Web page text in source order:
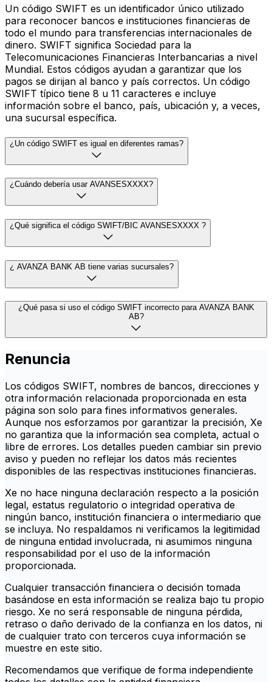
Un código SWIFT es un identificador único utilizado
para reconocer bancos e instituciones financieras de
todo el mundo para transferencias internacionales de
dinero. SWIFT significa Sociedad para la
Telecomunicaciones Financieras Interbancarias a nivel
Mundial. Estos códigos ayudan a garantizar que los
pagos se dirijan al banco y país correctos. Un código
SWIFT típico tiene 8 u 11 caracteres e incluye
información sobre el banco, país, ubicación y, a veces,
una sucursal específica.
¿Un código SWIFT es igual en diferentes ramas?
¿Cuándo debería usar AVANSESXXXX?
¿Qué significa el código SWIFT/BIC AVANSESXXXX ?
¿ AVANZA BANK AB tiene varias sucursales?
¿Qué pasa si uso el código SWIFT incorrecto para AVANZA BANK
AB?
Renuncia
Los códigos SWIFT, nombres de bancos, direcciones y
otra información relacionada proporcionada en esta
página son solo para fines informativos generales.
Aunque nos esforzamos por garantizar la precisión, Xe
no garantiza que la información sea completa, actual o
libre de errores. Los detalles pueden cambiar sin previo
aviso y pueden no reflejar los datos más recientes
disponibles de las respectivas instituciones financieras.
Xe no hace ninguna declaración respecto a la posición
legal, estatus regulatorio o integridad operativa de
ningún banco, institución financiera o intermediario que
se incluya. No respaldamos ni verificamos la legitimidad
de ninguna entidad involucrada, ni asumimos ninguna
responsabilidad por el uso de la información
proporcionada.
Cualquier transacción financiera o decisión tomada
basándose en esta información se realiza bajo tu propio
riesgo. Xe no será responsable de ninguna pérdida,
retraso o daño derivado de la confianza en los datos, ni
de cualquier trato con terceros cuya información se
muestre en este sitio.
Recomendamos que verifique de forma independiente